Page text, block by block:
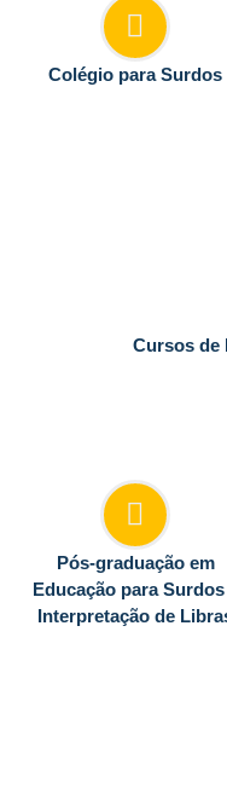
Colégio para Surdos
Cursos de
Pós-graduação em
Educação para Surdos
Interpretação de